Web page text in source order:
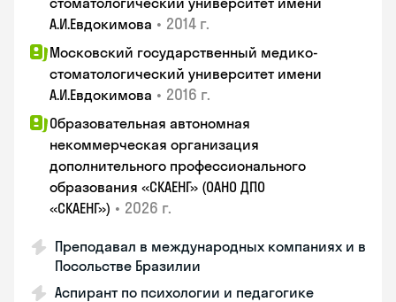
А.И.Евдокимова • 2014 г.
Московский государственный медико-
стоматологический университет имени
А.И.Евдокимова • 2016 г.
Образовательная автономная
некоммерческая организация
дополнительного профессионального
образования «СКАЕНГ» (ОАНО ДПО
«СКАЕНГ») • 2026 г.
Преподавал в международных компаниях и в
Посольстве Бразилии
Аспирант по психологии и педагогике